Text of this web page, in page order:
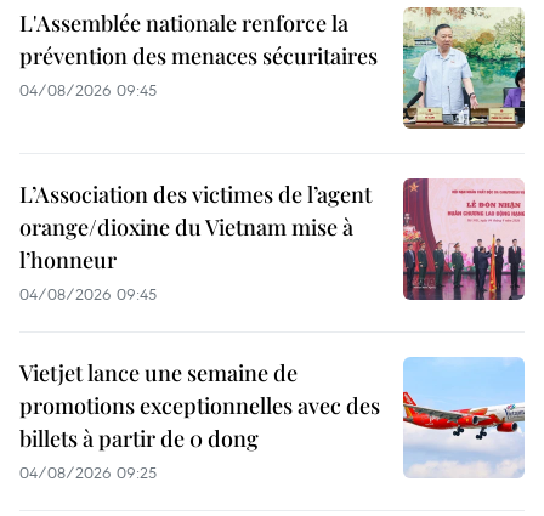
L'Assemblée nationale renforce la
prévention des menaces sécuritaires
04/08/2026 09:45
L’Association des victimes de l’agent
orange/dioxine du Vietnam mise à
l’honneur
04/08/2026 09:45
Vietjet lance une semaine de
promotions exceptionnelles avec des
billets à partir de 0 dong
04/08/2026 09:25